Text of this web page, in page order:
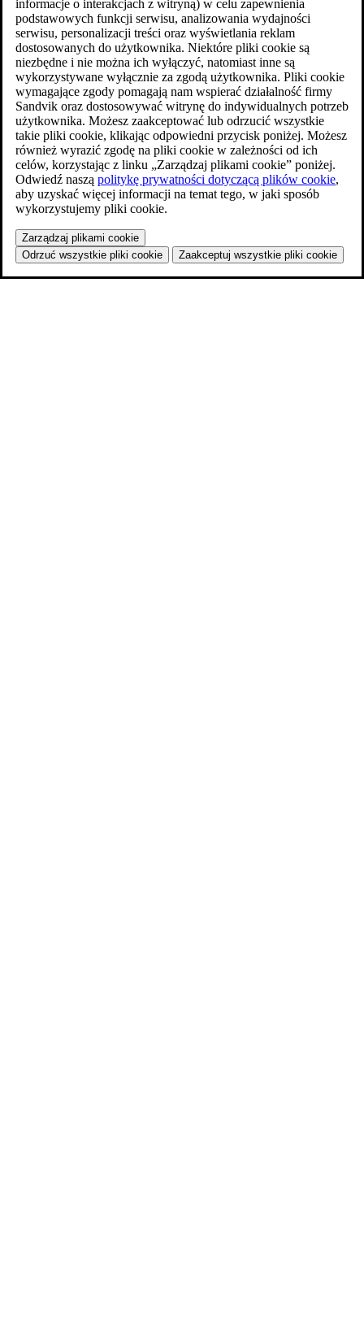
informacje o interakcjach z witryną) w celu zapewnienia
podstawowych funkcji serwisu, analizowania wydajności
serwisu, personalizacji treści oraz wyświetlania reklam
dostosowanych do użytkownika. Niektóre pliki cookie są
niezbędne i nie można ich wyłączyć, natomiast inne są
wykorzystywane wyłącznie za zgodą użytkownika. Pliki cookie
wymagające zgody pomagają nam wspierać działalność firmy
Sandvik oraz dostosowywać witrynę do indywidualnych potrzeb
użytkownika. Możesz zaakceptować lub odrzucić wszystkie
takie pliki cookie, klikając odpowiedni przycisk poniżej. Możesz
również wyrazić zgodę na pliki cookie w zależności od ich
celów, korzystając z linku „Zarządzaj plikami cookie” poniżej.
Odwiedź naszą politykę prywatności dotyczącą plików cookie,
aby uzyskać więcej informacji na temat tego, w jaki sposób
wykorzystujemy pliki cookie.
Zarządzaj plikami cookie
Odrzuć wszystkie pliki cookie
Zaakceptuj wszystkie pliki cookie